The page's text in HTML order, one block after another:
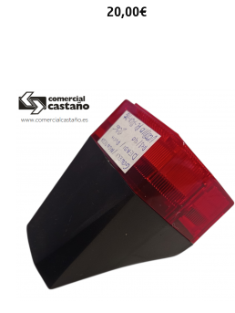
20,00€